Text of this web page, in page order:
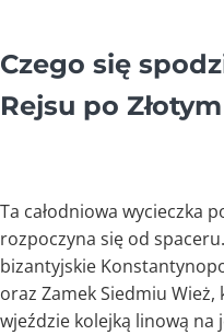
Czego się
Rejsu po
Ta całodniowa wycieczka
rozpoczyna się od
bizantyjskie
oraz Zamek Siedmiu
wjeździe kolejką linową na